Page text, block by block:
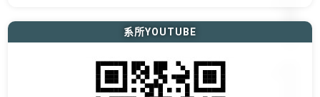
系所YOUTUBE